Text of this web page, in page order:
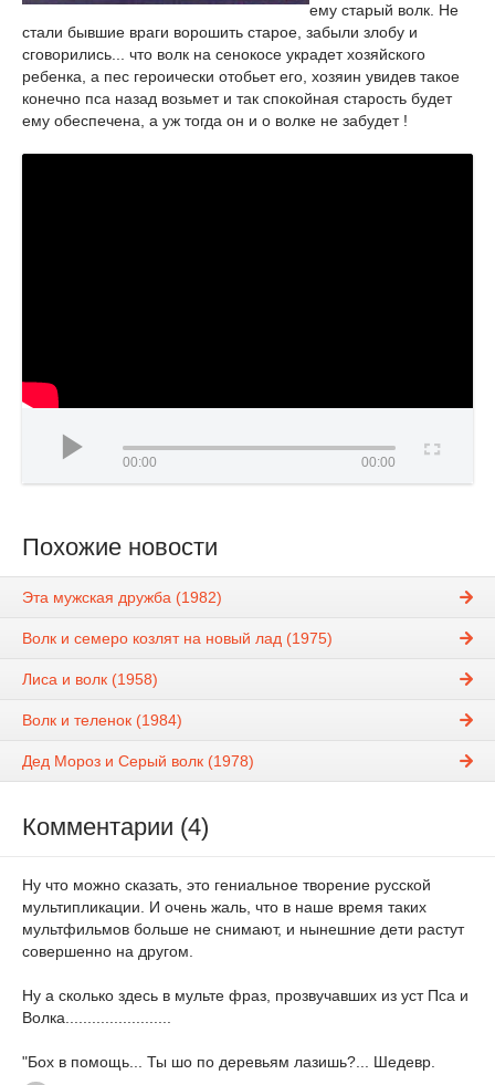
ему старый волк. Не
стали бывшие враги ворошить старое, забыли злобу и
сговорились... что волк на сенокосе украдет хозяйского
ребенка, а пес героически отобьет его, хозяин увидев такое
конечно пса назад возьмет и так спокойная старость будет
ему обеспечена, а уж тогда он и о волке не забудет !
00:00 00:00
Похожие новости
Эта мужская дружба (1982)
Волк и семеро козлят на новый лад (1975)
Лиса и волк (1958)
Волк и теленок (1984)
Дед Мороз и Серый волк (1978)
Комментарии (4)
Ну что можно сказать, это гениальное творение русской
мультипликации. И очень жаль, что в наше время таких
мультфильмов больше не снимают, и нынешние дети растут
совершенно на другом.
Ну а сколько здесь в мульте фраз, прозвучавших из уст Пса и
Волка........................
"Бох в помощь... Ты шо по деревьям лазишь?... Шедевр.